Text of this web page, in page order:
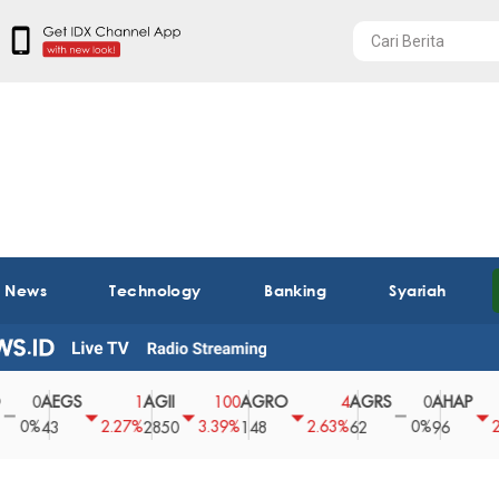
Technology Banking Syariah
2.27% 2850
100
3.39%
AGRO
148
2.63%
AGRS
62
0AHAP
2.04%